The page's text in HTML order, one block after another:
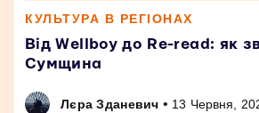
КУЛЬТУРА В РЕГІОНАХ
Від Wellboy до Re-read: як
Сумщина
Лєра Зданевич • 13 Червня,